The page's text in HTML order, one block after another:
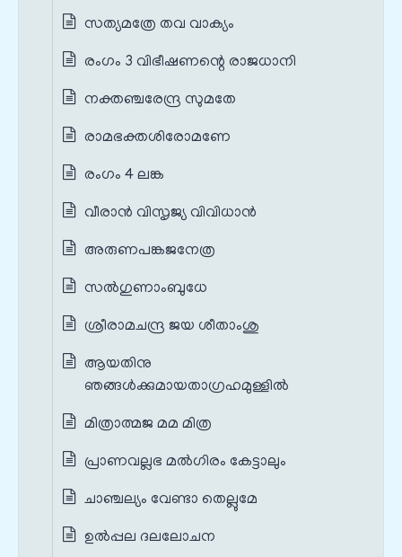
സത്യമത്രേ തവ വാക്യം
രംഗം 3 വിഭീഷണന്റെ രാജധാനി
നക്തഞ്ചരേന്ദ്ര സുമതേ
രാമഭക്തശിരോമണേ
രംഗം 4 ലങ്ക
വീരാൻ വിസൃജ്യ വിവിധാൻ
അരുണപങ്കജനേത്ര
സൽഗുണാംബുധേ
ശ്രീരാമചന്ദ്ര ജയ ശീതാംശു
ആയതിനു
ഞങ്ങൾക്കുമായതാഗ്രഹമുള്ളിൽ
മിത്രാത്മജ മമ മിത്ര
പ്രാണവല്ലഭ മൽഗിരം കേട്ടാലും
ചാഞ്ചല്യം വേണ്ടാ തെല്ലുമേ
ഉൽപ്പല ദലലോചന